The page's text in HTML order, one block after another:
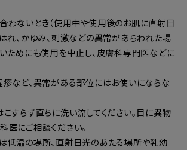
わないとき（使用中や使用後のお肌に直射日
れ、かゆみ、刺激などの異常があらわれた場
ためにも使用を中止し、皮膚科専門医などに
疹など、異常がある部位にはお使いにならな
すらず直ちに洗い流してください。目に異物
にご相談ください。
低温の場所、直射日光のあたる場所や乳幼